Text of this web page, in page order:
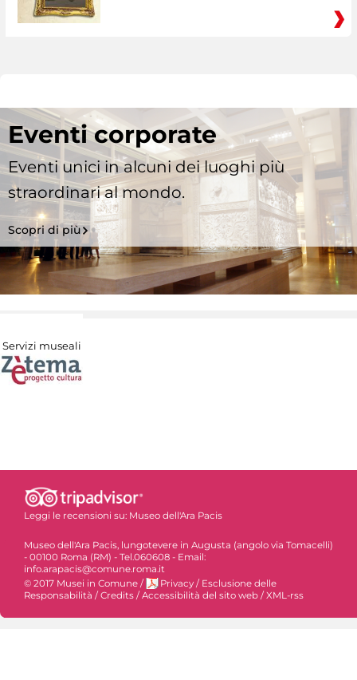
Eventi corporate
Eventi unici in alcuni dei luoghi più
straordinari al mondo.
Scopri di più
Servizi museali
Leggi le recensioni su: Museo dell'Ara Pacis
Museo dell'Ara Pacis, lungotevere in Augusta (angolo via Tomacelli)
- 00100 Roma (RM) - Tel.060608 - Email:
info.arapacis@comune.roma.it
© 2017 Musei in Comune / Privacy / Esclusione delle
Responsabilità /Credits /Accessibilità del sito web /XML-rss